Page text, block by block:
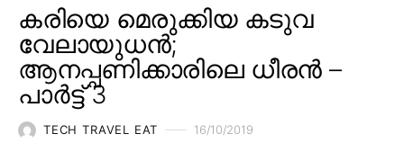
കരിയെ മെരുക്കിയ കടുവ
വേലായുധൻ;
ആനപ്പണിക്കാരിലെ ധീരൻ –
പാർട്ട് 3
TECH TRAVEL EAT 16/10/2019